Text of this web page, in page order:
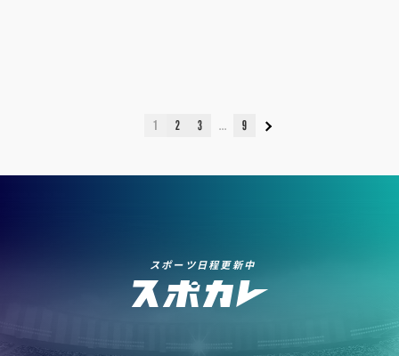
1 2 3 9
スポーツ日程更新中